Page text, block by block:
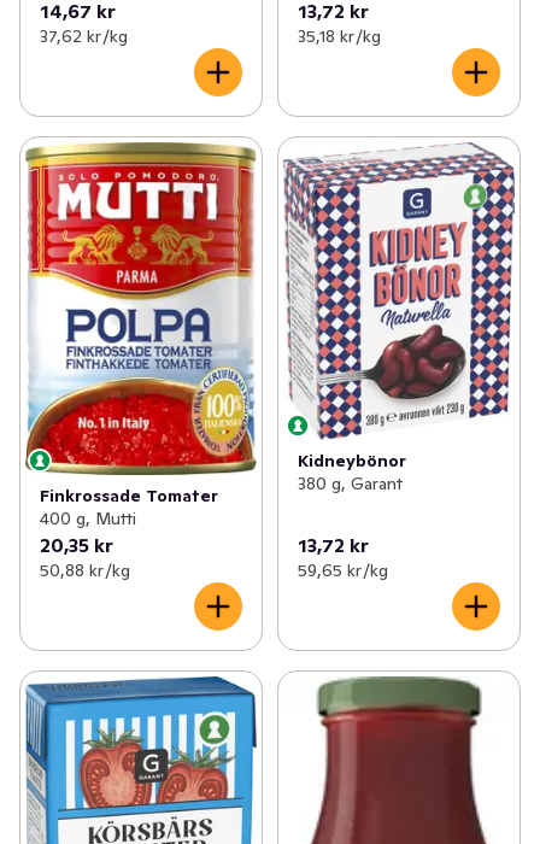
14,67 kr
37,62 kr /kg
13,72 kr
35,18 kr /kg
Finkrossade Tomater
400 g, Mutti
20,35 kr
50,88 kr /kg
Kidneybönor
380 g, Garant
13,72 kr
59,65 kr /kg